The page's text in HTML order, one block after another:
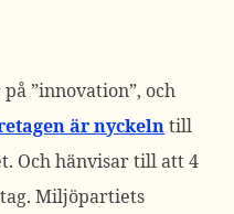
”innovation”, och
är nyckelntill
Och hänvisar till att 4
Miljöpartiets